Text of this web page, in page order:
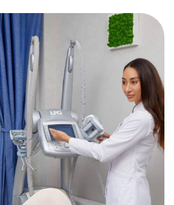
фигуру.
границы